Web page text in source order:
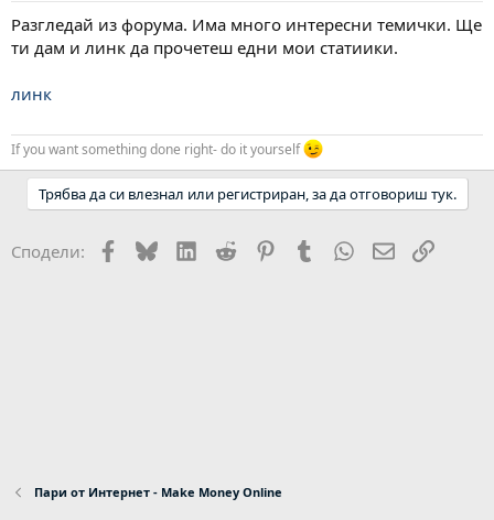
Разгледай из форума. Има много интересни темички. Ще
ти дам и линк да прочетеш едни мои статиики.
линк
If you want something done right- do it yourself
Трябва да си влезнал или регистриран, за да отговориш тук.
Сподели: Facebook
BlueskyLinkedIn
Reddit PinterestTumblr WhatsApp
EmailLink
Пари от Интернет - Make Money Online